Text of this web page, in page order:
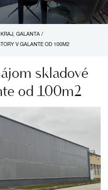
GALANTA /
V GALANTE OD 100M2
skladové
od 100m2